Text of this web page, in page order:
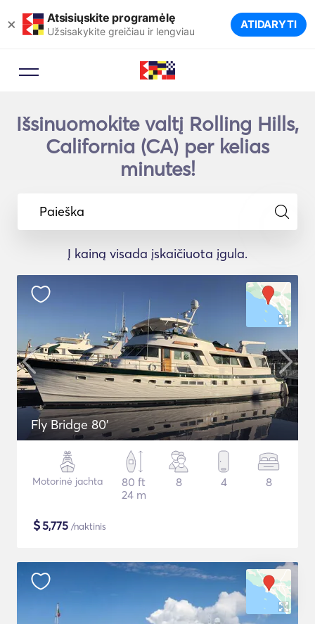
× Atsisiųskite programėlę
Užsisakykite greičiau ir lengviau ATIDARYTI
Išsinuomokite valtį Rolling Hills,
California (CA) per kelias
minutes!
Paieška
Į kainą visada įskaičiuota įgula.
Fly Bridge 80'
Motorinė jachta
80 ft
24 m
8 4 8
$5,775 /naktinis